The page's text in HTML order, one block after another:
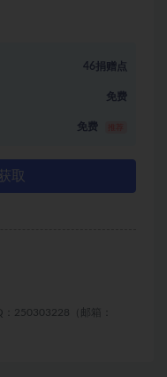
46捐赠点
免费
免费
取
：250303228（邮箱：